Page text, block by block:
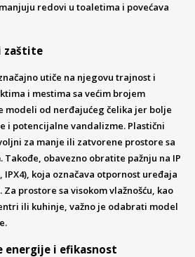
redovi u toaletima i povećava
zaštite
utiče na njegovu trajnost i
i mestima sa većim brojem
modeli od nerđajućeg čelika jer bolje
i potencijalne vandalizme. Plastični
za manje ili zatvorene prostore sa
obavezno obratite pažnju na IP
IPX4), koja označava otpornost uređaja
prostore sa visokom vlažnošću, kao
ili kuhinje, važno je odabrati model
energije i efikasnost